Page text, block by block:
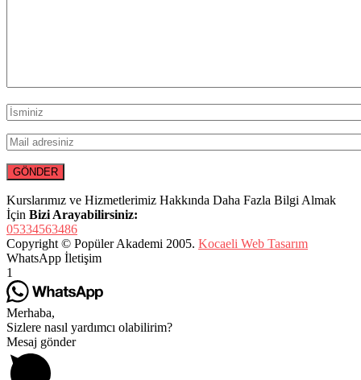
Kurslarımız ve Hizmetlerimiz Hakkında Daha Fazla Bilgi Almak
İçin Bizi Arayabilirsiniz:
05334563486
Copyright © Popüler Akademi 2005. Kocaeli Web Tasarım
WhatsApp İletişim
1
Merhaba,
Sizlere nasıl yardımcı olabilirim?
Mesaj gönder